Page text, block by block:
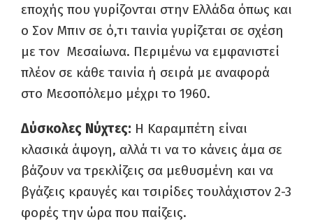
εποχής που γυρίζονται στην Ελλάδα όπως και
ο Σον Μπιν σε ό,τι ταινία γυρίζεται σε σχέση
με τον Μεσαίωνα. Περιμένω να εμφανιστεί
πλέον σε κάθε ταινία ή σειρά με αναφορά
στο Μεσοπόλεμο μέχρι το 1960.
Δύσκολες Νύχτες: Η Καραμπέτη είναι
κλασικά άψογη, αλλά τι να το κάνεις άμα σε
βάζουν να τρεκλίζεις σα μεθυσμένη και να
βγάζεις κραυγές και τσιρίδες τουλάχιστον 2-3
φορές την ώρα που παίζεις.